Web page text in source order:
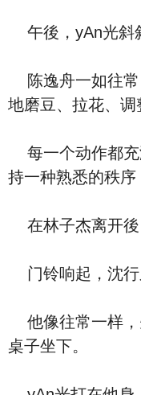
午後，yAn光斜
陈逸舟一如往常
地磨豆、拉花、调
每一个动作都充
持一种熟悉的秩序
在林子杰离开後
门铃响起，沈行
他像往常一样，
桌子坐下。